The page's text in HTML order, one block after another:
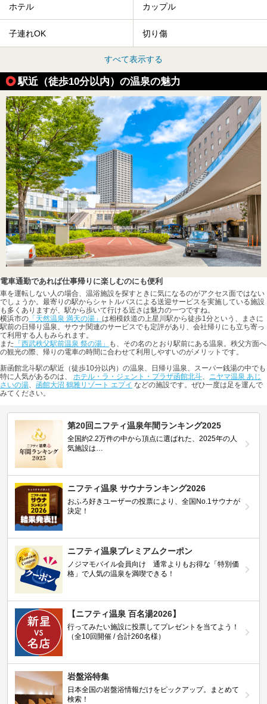
ホテル カップル
子連れOK 切り傷
すべて表示する
駅近（徒歩10分以内）の温泉の魅力
電車通勤であれば仕事帰りに楽しむのにも便利
車を運転しない人の場合、温浴施設を探すときに気になるのがアクセス面ではない
でしょうか。最寄りの駅からシャトルバスによる送迎サービスを実施している施設
も多くありますが、駅から歩いて行ける近さは魅力の一つですね。
横浜市の 「天然温泉 満天の湯」 は相模鉄道の上星川駅から徒歩1分という、まさに
駅前の日帰り温泉。サウナ関連のサービスでも定評があり、会社帰りにも立ち寄っ
て利用する人もみられます。
また 「西武秩父駅前温泉 祭の湯」
も、その名のとおり駅前にある温泉。秩父方面へ
の観光の際、帰りの電車の時間に合わせて利用しやすいのがメリットです。
新函館北斗駅の駅近（徒歩10分以内）の温泉、日帰り温泉、スーパー銭湯の中でも
特に人気があるのは、 ホテル・ラ・ジェント・プラザ函館北斗
ニヤマ温泉 あじ
さいの湯
函館大沼 鶴雅リゾート エプイ などの施設です。ぜひ一度は足を運んで
みてください。
第20回ニフティ温泉年間ランキング2025
全国約2.2万件の中から頂点に選ばれた、2025年の人
気施設は…
ニフティ温泉 サウナランキング2026
おふろ好きユーザーの投票により、全国No.1サウナが
決定！
ニフティ温泉プレミアムクーポン
ノジマモバイル会員向け 通常よりもお得な「特別価
格」で人気の温泉を満喫できる！
【ニフティ温泉 百名湯2026】
行ってみたい施設に投票してプレゼントを当てよう！
（全10回開催 / 合計260名様）
岩盤浴特集
日本全国の岩盤浴情報だけをピックアップ。まとめて
検索！